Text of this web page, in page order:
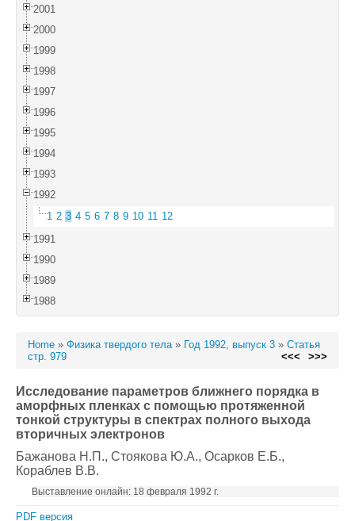
2001
2000
1999
1998
1997
1996
1995
1994
1993
1992
1 2 3 4 5 6 7 8 9 10 11 12
1991
1990
1989
1988
Home » Физика твердого тела» Год 1992, выпуск 3 » Статья
стр. 979
<<< >>>
Исследование параметров ближнего порядка в
аморфных пленках с помощью протяженной
тонкой структуры в спектрах полного выхода
вторичных электронов
Бажанова Н.П., Стоякова Ю.А., Осарков Е.Б.,
Кораблев В.В.
Выставление онлайн: 18 февраля 1992 г.
PDF версия